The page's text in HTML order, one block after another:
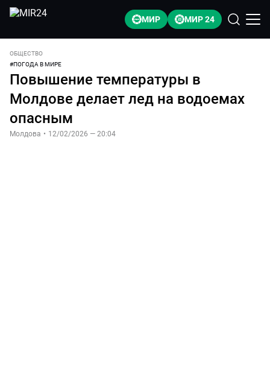
МИР МИР 24
ОБЩЕСТВО
#ПОГОДА В МИРЕ
Повышение температуры в
Молдове делает лед на водоемах
опасным
Молдова • 12/02/2026 — 20:04